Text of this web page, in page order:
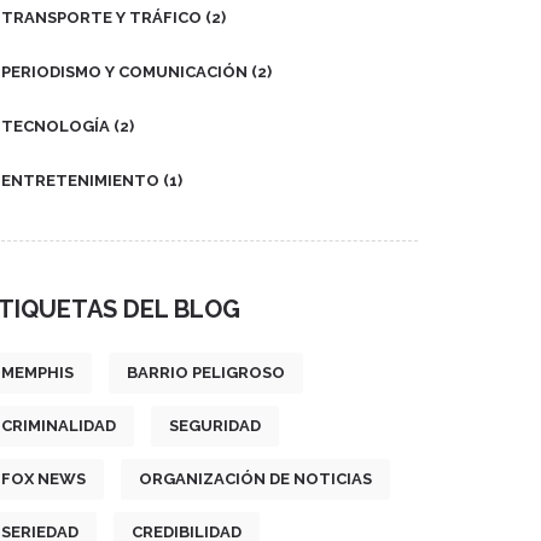
TRANSPORTE Y TRÁFICO (2)
PERIODISMO Y COMUNICACIÓN (2)
TECNOLOGÍA (2)
ENTRETENIMIENTO (1)
DEL BLOG
MEMPHIS BARRIO PELIGROSO
CRIMINALIDAD SEGURIDAD
FOX NEWS ORGANIZACIÓN DE NOTICIAS
SERIEDAD CREDIBILIDAD